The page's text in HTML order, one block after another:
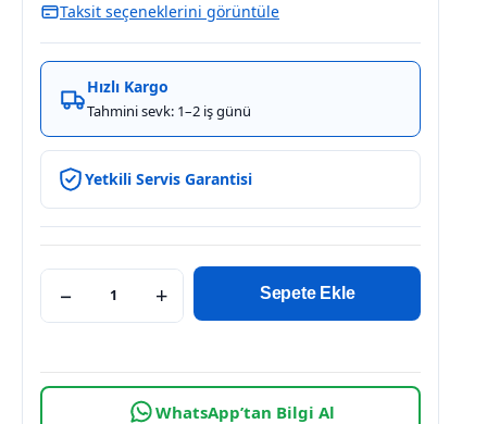
Taksit seçeneklerini görüntüle
Hızlı Kargo
Tahmini sevk: 1–2 iş günü
Yetkili Servis Garantisi
− + Sepete Ekle
WhatsApp’tan Bilgi Al